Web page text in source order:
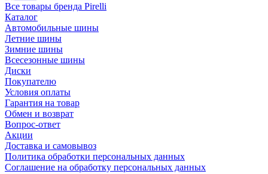
Все товары бренда Pirelli
Каталог
Автомобильные шины
Летние шины
Зимние шины
Всесезонные шины
Диски
Покупателю
Условия оплаты
Гарантия на товар
Обмен и возврат
Вопрос-ответ
Акции
Доставка и самовывоз
Политика обработки персональных данных
Соглашение на обработку персональных данных